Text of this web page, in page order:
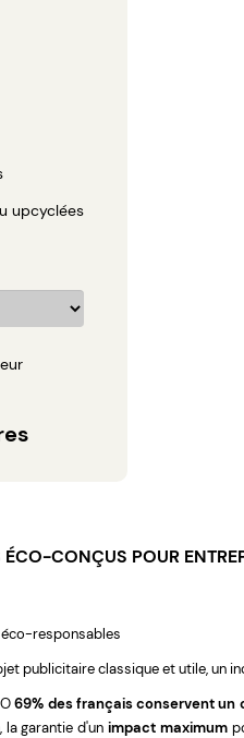
upcyclées
CONÇUS POUR
responsables
publicitaire classique et utile, un
69% des français conservent un
la garantie d'unimpact maximum